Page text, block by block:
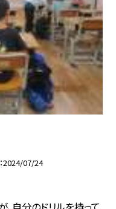
2024/07/24